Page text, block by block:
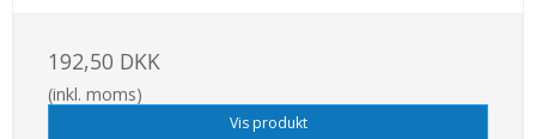
192,50 DKK
(inkl. moms)
Vis produkt